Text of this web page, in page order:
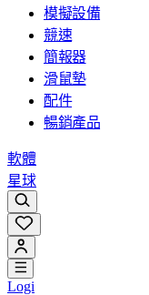
模擬設備
競速
簡報器
滑鼠墊
配件
暢銷產品
軟體
星球
Logi